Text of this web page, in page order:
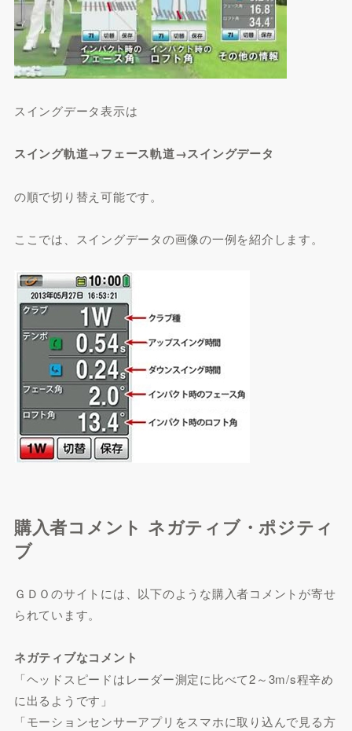
スイングデータ表示は
スイング軌道→フェース軌道→スイングデータ
の順で切り替え可能です。
ここでは、スイングデータの画像の一例を紹介します。
購入者コメント ネガティブ・ポジティ
ブ
ＧＤＯのサイトには、以下のような購入者コメントが寄せ
られています。
ネガティブなコメント
「ヘッドスピードはレーダー測定に比べて2～3m/s程辛め
に出るようです」
「モーションセンサーアプリをスマホに取り込んで見る方